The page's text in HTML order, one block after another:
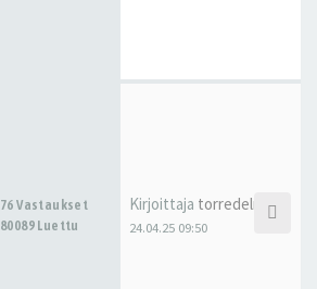
76 Vastaukset
80089 Luettu
Kirjoittaja torredelmar
24.04.25 09:50